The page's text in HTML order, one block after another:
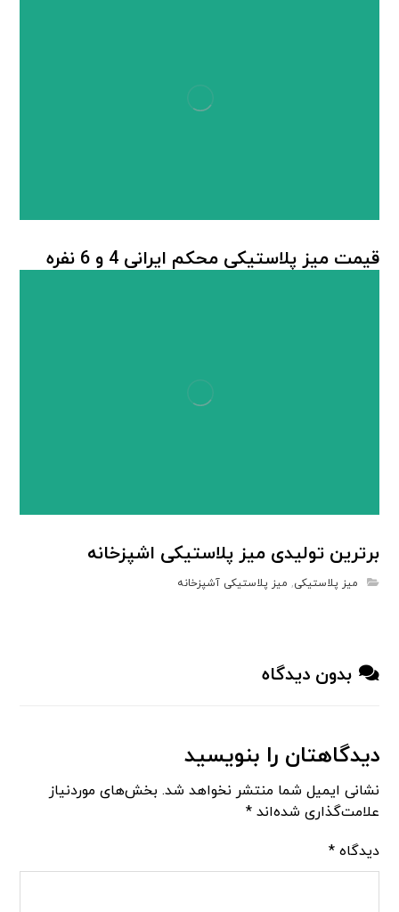
قیمت میز پلاستیکی محکم ایرانی 4 و 6 نفره
برترین تولیدی میز پلاستیکی اشپزخانه
میز پلاستیکی, میز پلاستیکی آشپزخانه
بدون دیدگاه
دیدگاهتان را بنویسید
نشانی ایمیل شما منتشر نخواهد شد. بخش‌های موردنیاز
علامت‌گذاری شده‌اند*
دیدگاه*